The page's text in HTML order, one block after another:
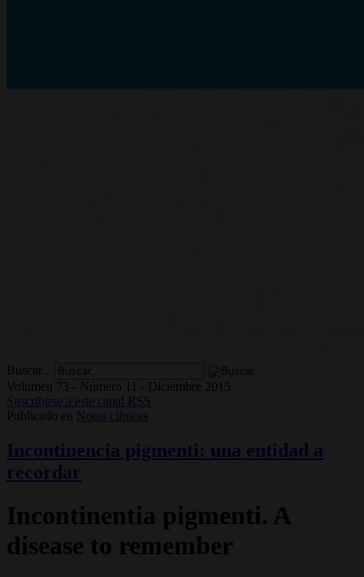
Buscar...
Volumen 73 - Número 11 - Diciembre 2015
Suscribirse a este canal RSS
Publicado en
Notas clínicas
Incontinencia pigmenti: una entidad a
recordar
Incontinentia pigmenti. A
disease to remember